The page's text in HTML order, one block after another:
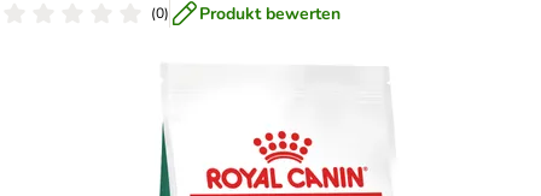
(0) Produkt bewerten